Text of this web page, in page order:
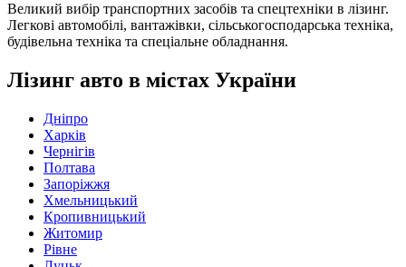
Великий вибір транспортних засобів та спецтехніки в лізинг.
Легкові автомобілі, вантажівки, сільськогосподарська техніка,
будівельна техніка та спеціальне обладнання.
Лізинг авто в містах України
Дніпро
Харків
Чернігів
Полтава
Запоріжжя
Хмельницький
Кропивницький
Житомир
Рівне